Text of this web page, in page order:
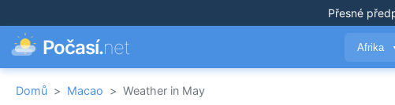
Přesné
Počasí.net Afrika
Domů > Macao > Weather in May